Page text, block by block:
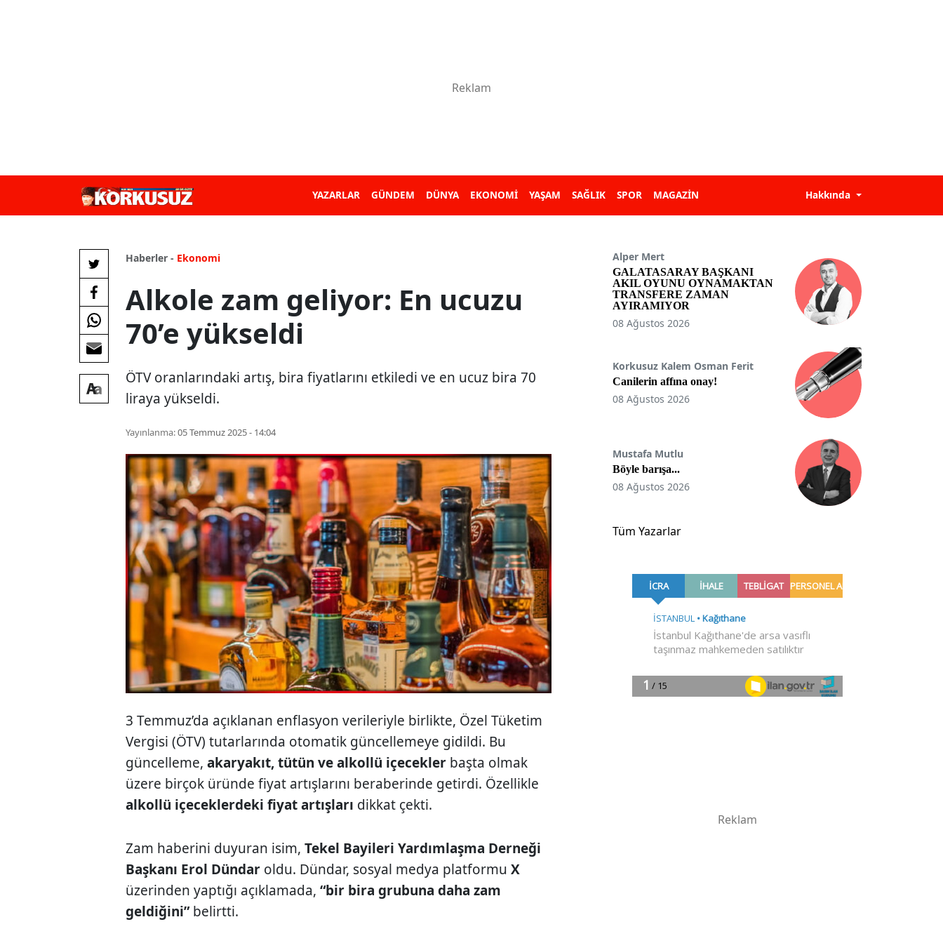
YAZARLAR GÜNDEM DÜNYA EKONOMİ YAŞAM SAĞLIK SPOR MAGAZİN Hakkında
Haberler - Ekonomi
Alkole zam geliyor: En ucuzu
70’e yükseldi
ÖTV oranlarındaki artış, bira fiyatlarını etkiledi ve en ucuz bira 70
liraya yükseldi.
Yayınlanma:05 Temmuz 2025 - 14:04
3 Temmuz’da açıklanan enflasyon verileriyle birlikte, Özel Tüketim
Vergisi (ÖTV) tutarlarında otomatik güncellemeye gidildi. Bu
güncelleme,akaryakıt, tütün ve alkollü içecekler başta olmak
üzere birçok üründe fiyat artışlarını beraberinde getirdi. Özellikle
alkollü içeceklerdeki fiyat artışları dikkat çekti.
Zam haberini duyuran isim,Tekel Bayileri Yardımlaşma Derneği
Başkanı Erol Dündar oldu. Dündar, sosyal medya platformuX
üzerinden yaptığı açıklamada,“bir bira grubuna daha zam
geldiğini”belirtti.
Alper Mert
GALATASARAY BAŞKANI
AKIL OYUNU OYNAMAKTAN
TRANSFERE ZAMAN
AYIRAMIYOR
08 Ağustos 2026
Korkusuz Kalem Osman Ferit
Canilerin affına onay!
08 Ağustos 2026
Mustafa Mutlu
Böyle barışa...
08 Ağustos 2026
Tüm Yazarlar